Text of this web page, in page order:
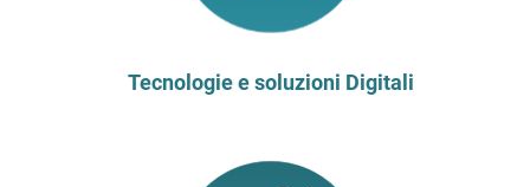
Tecnologie e soluzioni Digitali